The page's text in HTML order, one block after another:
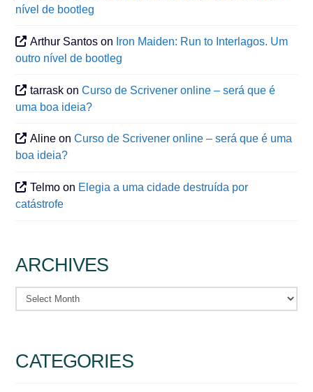
nível de bootleg
Arthur Santos on Iron Maiden: Run to Interlagos. Um
outro nível de bootleg
tarrask onCurso de Scrivener online – será que é
uma boa ideia?
Aline onCurso de Scrivener online – será que é uma
boa ideia?
Telmo on Elegia a uma cidade destruída por
catástrofe
ARCHIVES
Archives
CATEGORIES